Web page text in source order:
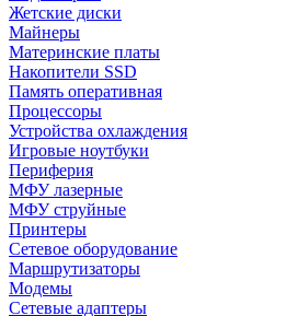
Жетские диски
Майнеры
Материнские платы
Накопители SSD
Память оперативная
Процессоры
Устройства охлаждения
Игровые ноутбуки
Периферия
МФУ лазерные
МФУ струйные
Принтеры
Сетевое оборудование
Маршрутизаторы
Модемы
Сетевые адаптеры